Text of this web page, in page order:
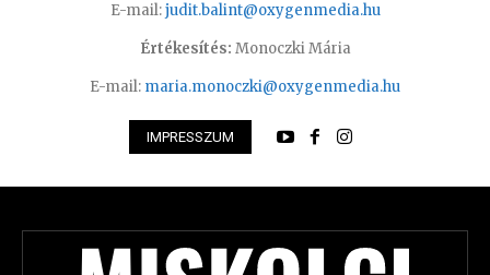
E-mail:judit.balint@oxygenmedia.hu
Értékesítés: Monoczki Mária
E-mail: maria.monoczki@oxygenmedia.hu
IMPRESSZUM